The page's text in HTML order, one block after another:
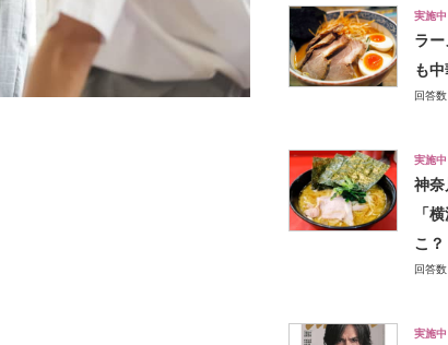
実施中
ラ
も
回答
実施中
神奈
「
こ？
回答
実施中